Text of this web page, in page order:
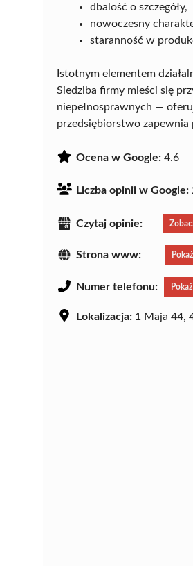
dbalość o szczegóły,
nowoczesny
staranność w
Istotnym elementem
Siedziba firmy mieści się
niepełnosprawnych —
przedsiębiorstwo
Ocena w Google: 4.6
Liczba opinii w Google:
Czytaj opinie:
Strona www:
Numer telefonu:
Lokalizacja: 1 Maja 44,